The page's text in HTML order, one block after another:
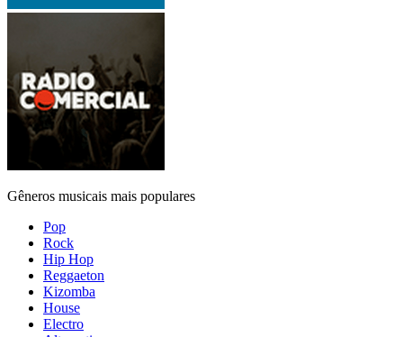
Gêneros musicais mais populares
Pop
Rock
Hip Hop
Reggaeton
Kizomba
House
Electro